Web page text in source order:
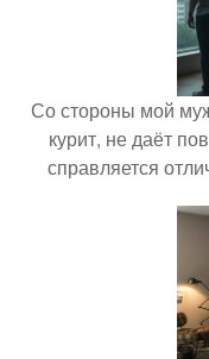
Со стороны мой
курит, не даёт
справляется